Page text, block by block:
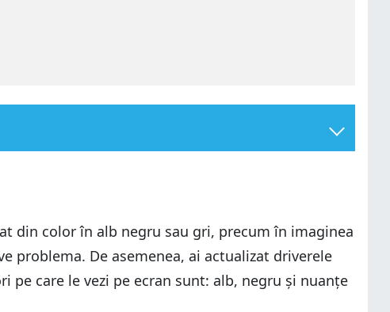
din color în alb negru sau gri, precum în imaginea
problema. De asemenea, ai actualizat driverele
care le vezi pe ecran sunt: alb, negru și nuanțe